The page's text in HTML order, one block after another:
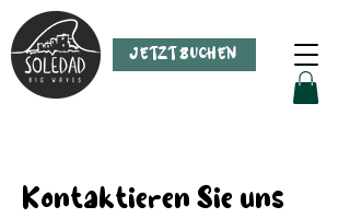
JETZT BUCHEN
Kontaktieren Sie uns